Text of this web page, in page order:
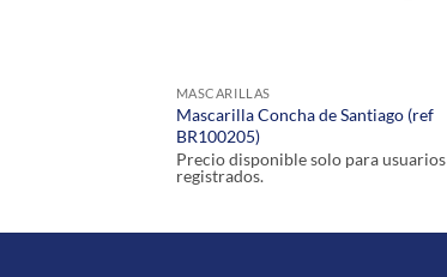
MASCARILLAS
Mascarilla Concha de Santiago (ref
BR100205)
Precio disponible solo para usuarios
registrados.